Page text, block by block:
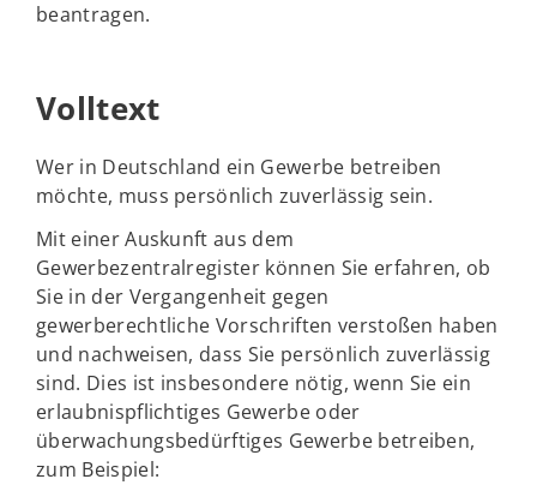
beantragen.
Volltext
Wer in Deutschland ein Gewerbe betreiben
möchte, muss persönlich zuverlässig sein.
Mit einer Auskunft aus dem
Gewerbezentralregister können Sie erfahren, ob
Sie in der Vergangenheit gegen
gewerberechtliche Vorschriften verstoßen haben
und nachweisen, dass Sie persönlich zuverlässig
sind. Dies ist insbesondere nötig, wenn Sie ein
erlaubnispflichtiges Gewerbe oder
überwachungsbedürftiges Gewerbe betreiben,
zum Beispiel: